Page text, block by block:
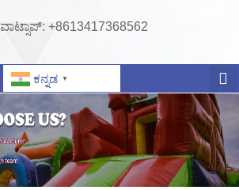
ವಾಟ್ಸಾಪ್: +8613417368562
ಕನ್ನಡ ▼